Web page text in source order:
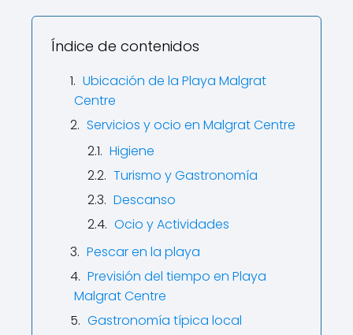
Índice de contenidos
Ubicación de la Playa Malgrat
Centre
Servicios y ocio en Malgrat Centre
Higiene
Turismo y Gastronomía
Descanso
Ocio y Actividades
Pescar en la playa
Previsión del tiempo en Playa
Malgrat Centre
Gastronomía típica local